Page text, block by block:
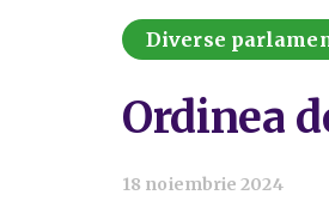
Diverse
Ordinea
18 noiembrie 2024